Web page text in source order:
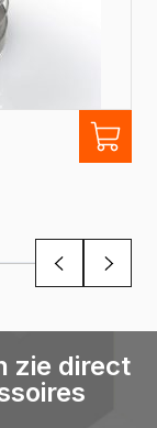
zie direct